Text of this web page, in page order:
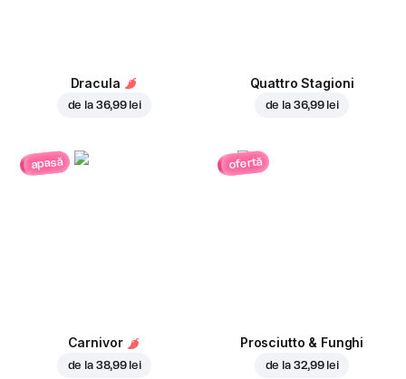
Dracula
de la 36,99 lei
Quattro Stagioni
de la 36,99 lei
apasă
Carnivor
de la 38,99 lei
ofertă
Prosciutto & Funghi
de la 32,99 lei